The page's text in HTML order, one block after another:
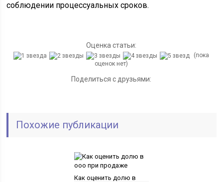
соблюдении процессуальных сроков.
Оценка статьи:
(пока
оценок нет)
Поделиться с друзьями:
Похожие публикации
Как оценить долю в